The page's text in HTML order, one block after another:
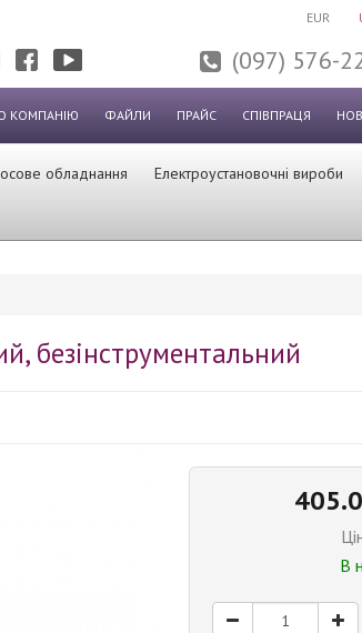
EUR
(097) 576-
КОМПАНІЮ ФАЙЛИ ПРАЙС СПІВПРАЦЯ
обладнання Електроустановочні вироби
безінструментальний
В